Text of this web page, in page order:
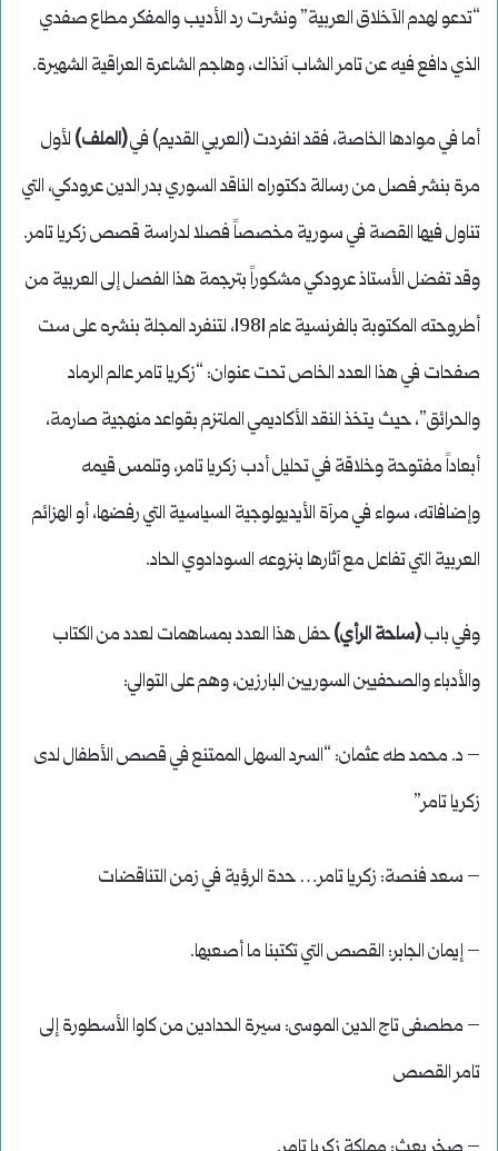
“تدعو لهدم الآخلاق العربية” ونشرت رد الأديب والمفكر مطاع صفدي
الذي دافع فيه عن تامر الشاب آنذاك، وهاجم الشاعرة العراقية الشهيرة.
أما في موادها الخاصة، فقد انفردت (العربي القديم) في(الملف) لأول
مرة بنشر فصل من رسالة دكتوراه الناقد السوري بدر الدين عرودكي، التي
تناول فيها القصة في سورية مخصصاً فصلا لدراسة قصص زكريا تامر.
وقد تفضل الأستاذ عرودكي مشكوراً بترجمة هذا الفصل إلى العربية من
أطروحته المكتوبة بالفرنسية عام 1981، لتنفرد المجلة بنشره على ست
صفحات في هذا العدد الخاص تحت عنوان: “زكريا تامر عالم الرماد
والحرائق”، حيث يتخذ النقد الأكاديمي الملتزم بقواعد منهجية صارمة،
أبعاداً مفتوحة وخلاقة في تحليل أدب زكريا تامر، وتلمس قيمه
وإضافاته، سواء في مرآة الأيديولوجية السياسية التي رفضها، أو الهزائم
العربية التي تفاعل مع آثارها بنزوعه السودادوي الحاد.
وفي باب(ساحة الرأي)حفل هذا العدد بمساهمات لعدد من الكتاب
والأدباء والصحفيين السوريين البارزين، وهم على التوالي:
– د. محمد طه عثمان: “السرد السهل الممتنع في قصص الأطفال لدى
زكريا تامر”
– سعد فنصة: زكريا تامر… حدة الرؤية في زمن التناقضات
– إيمان الجابر: القصص التي تكتبنا ما أصعبها.
– مطصفى تاج الدين الموسى: سيرة الحدادين من كاوا الأسطورة إلى
تامر القصص